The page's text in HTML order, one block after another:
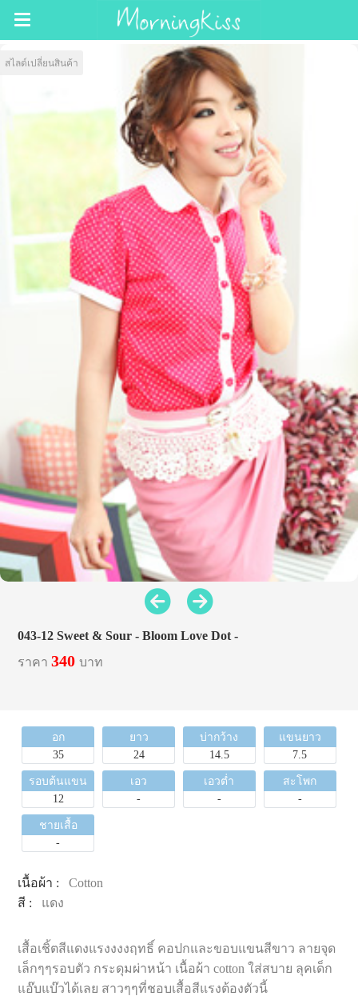
สไลด์เปลี่ยนสินค้า
043-12 Sweet & Sour - Bloom Love Dot -
ราคา340บาท
อก
35
ยาว
24
บ่ากว้าง
14.5
แขนยาว
7.5
รอบต้นแขน
12
เอว
-
เอวต่ำ
-
สะโพก
-
ชายเสื้อ
-
เนื้อผ้า :Cotton
สี : แดง
เสื้อเชิ้ตสีแดงแรงงงงฤทธิ์ คอปกและขอบแขนสีขาว ลายจุด
เล็กๆๆรอบตัว กระดุมผ่าหน้า เนื้อผ้า cotton ใส่สบาย ลุคเด็ก
แอ๊บแบ๊วได้เลย สาวๆๆที่ชอบเสื้อสีแรงต้องตัวนี้